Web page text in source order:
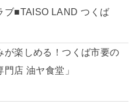
ブ■TAISO LAND つくば
が楽しめる！つくば市要の
門店 油ヤ食堂」